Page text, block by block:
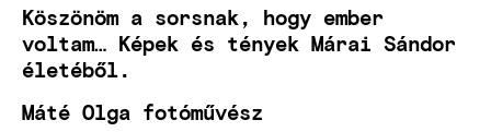
Köszönöm a sorsnak, hogy ember
voltam… Képek és tények Márai Sándor
életéből.
Máté Olga fotóművész